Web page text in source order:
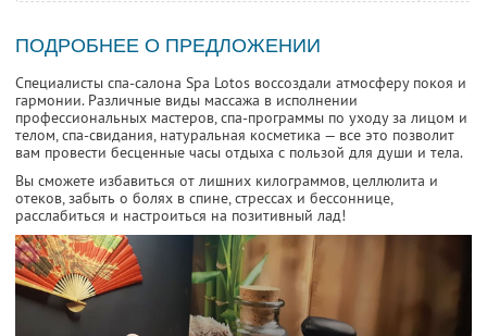
ПОДРОБНЕЕ О ПРЕДЛОЖЕНИИ
Специалисты спа-салона Spa Lotos воссоздали атмосферу покоя и
гармонии. Различные виды массажа в исполнении
профессиональных мастеров, спа-программы по уходу за лицом и
телом, спа-свидания, натуральная косметика — все это позволит
вам провести бесценные часы отдыха с пользой для души и тела.
Вы сможете избавиться от лишних килограммов, целлюлита и
отеков, забыть о болях в спине, стрессах и бессоннице,
расслабиться и настроиться на позитивный лад!